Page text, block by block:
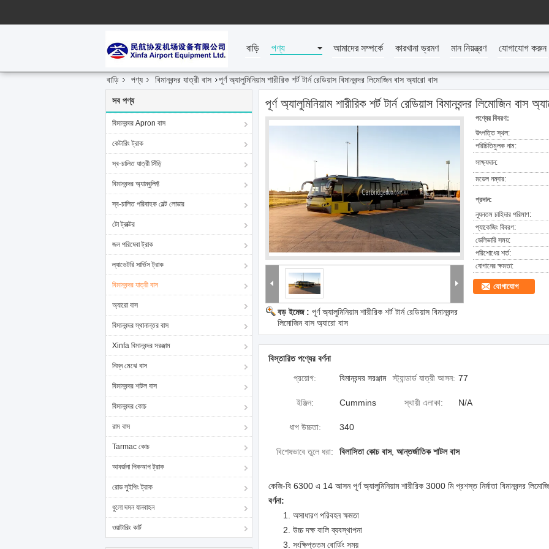
বাড়ি পণ্য আমাদের সম্পর্কে কারখানা ভ্রমণ মান নিয়ন্ত্রণ যোগাযোগ করুন
বাড়ি পণ্য বিমানবন্দর যাত্রী বাস পূর্ণ অ্যালুমিনিয়াম শারীরিক শর্ট টার্ন রেডিয়াস বিমানবন্দর লিমোজিন বাস অ্যারো বাস
সব পণ্য
বিমানবন্দর Apron বাস
কেটারিং ট্রাক
স্ব-চালিত যাত্রী সিঁড়ি
বিমানবন্দর অ্যাম্বুলিফ্ট
স্ব-চালিত পরিবাহক বেল্ট লোডার
টো ট্রাক্টর
জল পরিষেবা ট্রাক
ল্যাভেটরি সার্ভিস ট্রাক
বিমানবন্দর যাত্রী বাস
অ্যারো বাস
বিমানবন্দর স্থানান্তর বাস
Xinfa বিমানবন্দর সরঞ্জাম
নিম্ন মেঝে বাস
বিমানবন্দর শাটল বাস
বিমানবন্দর কোচ
রাম বাস
Tarmac কোচ
আবর্জনা পিকআপ ট্রাক
রোড সুইপিং ট্রাক
ধুলো দমন যানবাহন
ওয়াটারিং কার্ট
পূর্ণ অ্যালুমিনিয়াম শারীরিক শর্ট টার্ন রেডিয়াস বিমানবন্দর লিমোজিন বাস
বড় ইমেজ : পূর্ণ অ্যালুমিনিয়াম শারীরিক শর্ট টার্ন রেডিয়াস বিমানবন্দর
লিমোজিন বাস অ্যারো বাস
পণ্যের বিবরণ:
উৎপত্তি স্থল:
পরিচিতিমুলক নাম:
সাক্ষ্যদান:
মডেল নম্বার:
প্রদান:
ন্যূনতম চাহিদার পরিমাণ:
প্যাকেজিং বিবরণ:
ডেলিভারি সময়:
পরিশোধের শর্ত:
যোগানের ক্ষমতা:
যোগাযোগ
বিস্তারিত পণ্যের বর্ণনা
প্রয়োগ:
বিমানবন্দর সরঞ্জাম স্ট্যান্ডার্ড যাত্রী আসন: 77
ইঞ্জিন: Cummins স্থায়ী এলাকা: N/A
ধাপ উচ্চতা: 340
বিশেষভাবে তুলে ধরা: বিলাসিতা কোচ বাস, আন্তর্জাতিক শাটল বাস
কেজি-বি 6300 এ 14 আসন পূর্ণ অ্যালুমিনিয়াম শারীরিক 3000 মি প্রশস্ত নির্মাতা বিমানবন্দর
বর্ণনা:
1. অসাধারণ পরিবহন ক্ষমতা
2. উচ্চ দক্ষ বালি ব্যবস্থাপনা
3. সংক্ষিপ্ততম বোর্ডিং সময়